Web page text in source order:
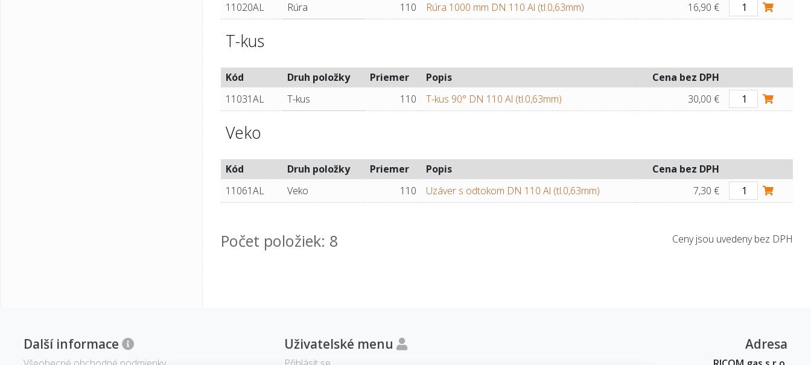
11020AL
Rúra 110 Rúra 1000 mm DN 110 Al (tl.0,63mm) 16,90 €
T-kus
Kód Druh položky Priemer Popis
Cena bez DPH
11031AL
T-kus 110 T-kus 90° DN 110 Al (tl.0,63mm) 30,00 €
Veko
Kód Druh položky Priemer Popis
Cena bez DPH
11061AL
Veko 110 Uzáver s odtokom DN 110 Al (tl.0,63mm) 7,30 €
Počet položiek: 8 Ceny jsou uvedeny bez DPH
Další informace Uživatelské menu Adresa